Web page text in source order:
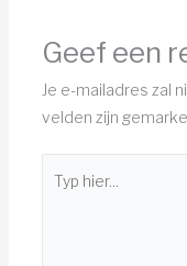
Geef een
Je e-mailadres zal
velden zijn
hier...